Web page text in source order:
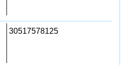
30517578125